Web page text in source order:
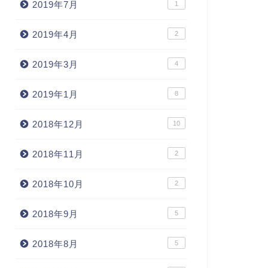
2019年7月 1
2019年4月 2
2019年3月 4
2019年1月 8
2018年12月 10
2018年11月 2
2018年10月 2
2018年9月 5
2018年8月 5